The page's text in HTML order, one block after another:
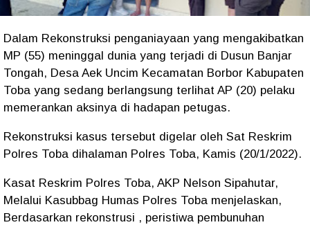
Dalam Rekonstruksi penganiayaan yang mengakibatkan
MP (55) meninggal dunia yang terjadi di Dusun Banjar
Tongah, Desa Aek Uncim Kecamatan Borbor Kabupaten
Toba yang sedang berlangsung terlihat AP (20) pelaku
memerankan aksinya di hadapan petugas.
Rekonstruksi kasus tersebut digelar oleh Sat Reskrim
Polres Toba dihalaman Polres Toba, Kamis (20/1/2022).
Kasat Reskrim Polres Toba, AKP Nelson Sipahutar,
Melalui Kasubbag Humas Polres Toba menjelaskan,
Berdasarkan rekonstrusi , peristiwa pembunuhan